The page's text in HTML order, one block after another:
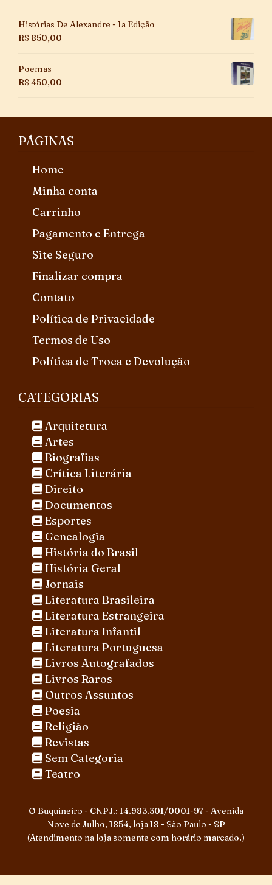
Histórias De Alexandre - 1a Edição
R$ 850,00
Poemas
R$ 450,00
PÁGINAS
Home
Minha conta
Carrinho
Pagamento e Entrega
Site Seguro
Finalizar compra
Contato
Política de Privacidade
Termos de Uso
Política de Troca e Devolução
CATEGORIAS
Arquitetura
Artes
Biografias
Crítica Literária
Direito
Documentos
Esportes
Genealogia
História do Brasil
História Geral
Jornais
Literatura Brasileira
Literatura Estrangeira
Literatura Infantil
Literatura Portuguesa
Livros Autografados
Livros Raros
Outros Assuntos
Poesia
Religião
Revistas
Sem Categoria
Teatro
O Buquineiro - CNPJ.: 14.983.301/0001-97 - Avenida
Nove de Julho, 1854, loja 18 - São Paulo - SP
(Atendimento na loja somente com horário marcado.)